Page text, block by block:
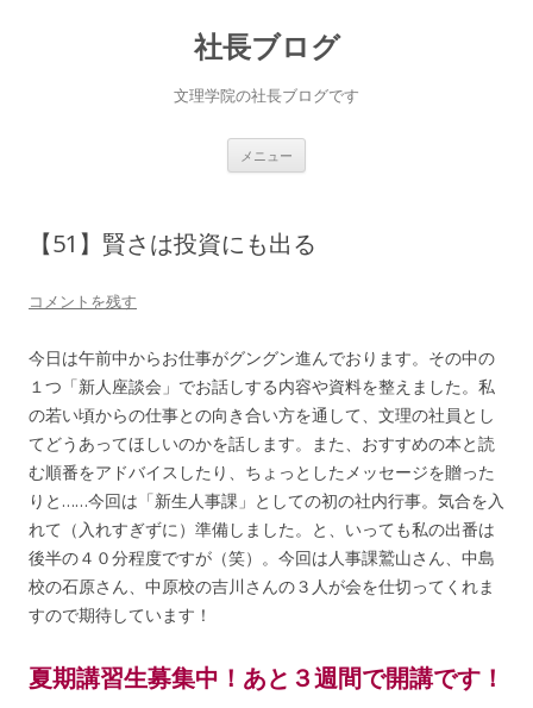
社長ブログ
文理学院の社長ブログです
メニュー
へ
ス
キ
【51】賢さは投資にも出る
コメントを残す
今日は午前中からお仕事がグングン進んでおります。その中の
１つ「新人座談会」でお話しする内容や資料を整えました。私
の若い頃からの仕事との向き合い方を通して、文理の社員とし
てどうあってほしいのかを話します。また、おすすめの本と読
む順番をアドバイスしたり、ちょっとしたメッセージを贈った
りと……今回は「新生人事課」としての初の社内行事。気合を入
れて（入れすぎずに）準備しました。と、いっても私の出番は
後半の４０分程度ですが（笑）。今回は人事課鷲山さん、中島
校の石原さん、中原校の吉川さんの３人が会を仕切ってくれま
すので期待しています！
夏期講習生募集中！あと３週間で開講です！